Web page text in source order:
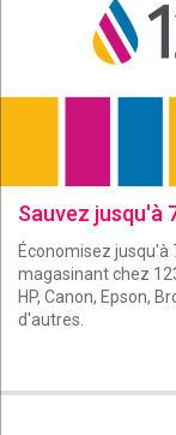
Sauvez jusqu'à
Économisez jusqu'à
magasinant chez
HP, Canon, Epson,
d'autres.